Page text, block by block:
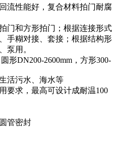
流性能好，复合材料拍门耐腐
门和方形拍门；根据连接形式
手糊对接、套接；根据结构形
泵用。
DN200-2600mm，方形300-
活污水、海水等
要求，最高可设计成耐温100
管密封